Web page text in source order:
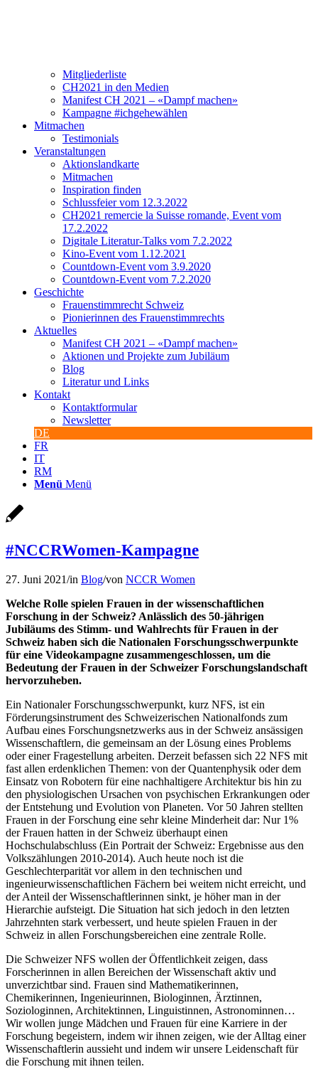
Mitgliederliste
CH2021 in den Medien
Manifest CH 2021 – «Dampf machen»
Kampagne #ichgehewählen
Mitmachen
Testimonials
Veranstaltungen
Aktionslandkarte
Mitmachen
Inspiration finden
Schlussfeier vom 12.3.2022
CH2021 remercie la Suisse romande, Event vom
17.2.2022
Digitale Literatur-Talks vom 7.2.2022
Kino-Event vom 1.12.2021
Countdown-Event vom 3.9.2020
Countdown-Event vom 7.2.2020
Geschichte
Frauenstimmrecht Schweiz
Pionierinnen des Frauenstimmrechts
Aktuelles
Manifest CH 2021 – «Dampf machen»
Aktionen und Projekte zum Jubiläum
Blog
Literatur und Links
Kontakt
Kontaktformular
Newsletter
DE
FR
IT
RM
Menü Menü
#NCCRWomen-Kampagne
27. Juni 2021/in Blog/von NCCR Women
Welche Rolle spielen Frauen in der wissenschaftlichen
Forschung in der Schweiz? Anlässlich des 50-jährigen
Jubiläums des Stimm- und Wahlrechts für Frauen in der
Schweiz haben sich die Nationalen Forschungsschwerpunkte
für eine Videokampagne zusammengeschlossen, um die
Bedeutung der Frauen in der Schweizer Forschungslandschaft
hervorzuheben.
Ein Nationaler Forschungsschwerpunkt, kurz NFS, ist ein
Förderungsinstrument des Schweizerischen Nationalfonds zum
Aufbau eines Forschungsnetzwerks aus in der Schweiz ansässigen
Wissenschaftlern, die gemeinsam an der Lösung eines Problems
oder einer Fragestellung arbeiten. Derzeit befassen sich 22 NFS mit
fast allen erdenklichen Themen: von der Quantenphysik oder dem
Einsatz von Robotern für eine nachhaltigere Architektur bis hin zu
den physiologischen Ursachen von psychischen Erkrankungen oder
der Entstehung und Evolution von Planeten. Vor 50 Jahren stellten
Frauen in der Forschung eine sehr kleine Minderheit dar: Nur 1%
der Frauen hatten in der Schweiz überhaupt einen
Hochschulabschluss (Ein Portrait der Schweiz: Ergebnisse aus den
Volkszählungen 2010-2014). Auch heute noch ist die
Geschlechterparität vor allem in den technischen und
ingenieurwissenschaftlichen Fächern bei weitem nicht erreicht, und
der Anteil der Wissenschaftlerinnen sinkt, je höher man in der
Hierarchie aufsteigt. Die Situation hat sich jedoch in den letzten
Jahrzehnten stark verbessert, und heute spielen Frauen in der
Schweiz in allen Forschungsbereichen eine zentrale Rolle.
Die Schweizer NFS wollen der Öffentlichkeit zeigen, dass
Forscherinnen in allen Bereichen der Wissenschaft aktiv und
unverzichtbar sind. Frauen sind Mathematikerinnen,
Chemikerinnen, Ingenieurinnen, Biologinnen, Ärztinnen,
Soziologinnen, Architektinnen, Linguistinnen, Astronominnen…
Wir wollen junge Mädchen und Frauen für eine Karriere in der
Forschung begeistern, indem wir ihnen zeigen, wie der Alltag einer
Wissenschaftlerin aussieht und indem wir unsere Leidenschaft für
die Forschung mit ihnen teilen.